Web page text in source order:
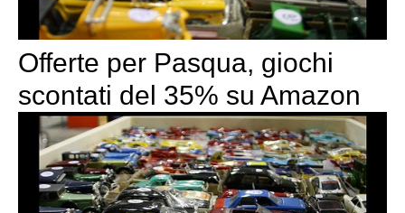
Offerte per Pasqua, giochi
scontati del 35% su Amazon